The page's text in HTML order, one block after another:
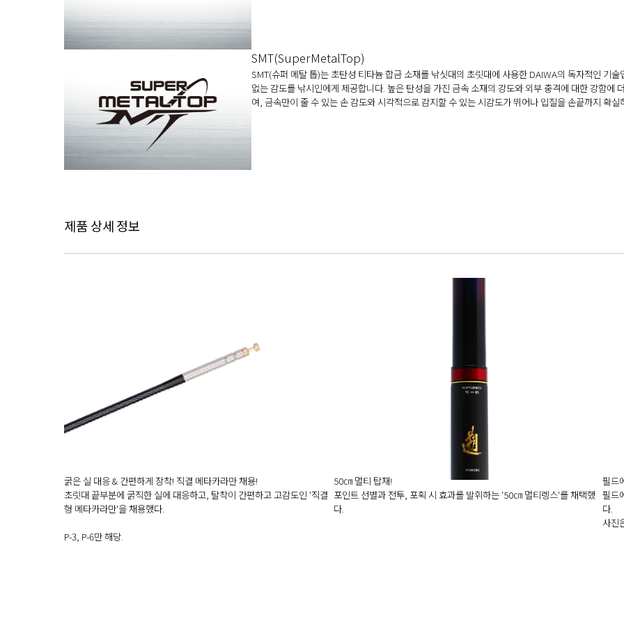
SMT(SuperMetalTop)
SMT(슈퍼 메탈 톱)는 초탄성 티타늄 합금 소재를 낚싯대의 초릿대에 사용한 DAIWA의 독자적인 기
없는 감도를 낚시인에게 제공합니다. 높은 탄성을 가진 금속 소재의 강도와 외부 충격에 대한 강함
여, 금속만이 줄 수 있는 손 감도와 시각적으로 감지할 수 있는 시감도가 뛰어나 입질을 손끝까지 확실
제품 상세 정보
굵은 실 대응 & 간편하게 장착! 직결 메타카라만 채용!
초릿대 끝부분에 굵직한 실에 대응하고, 탈착이 간편하고 고감도인 '직결
형 메타카라만'을 채용했다.
P-3, P-6만 해당.
50㎝ 멀티 탑재!
포인트 선별과 전투, 포획 시 효과를 발휘하는 '50㎝ 멀티렝스'를 채택했
다.
필드
필드
다.
사진